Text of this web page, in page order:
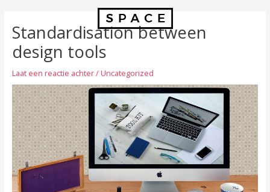
contentStandardisation between
design tools
Laat een reactie achter/Uncategorized